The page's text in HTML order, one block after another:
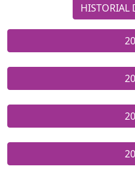
HISTORIAL